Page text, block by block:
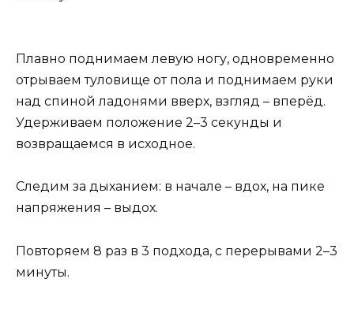
Плавно поднимаем левую ногу, одновременно
отрываем туловище от пола и поднимаем руки
над спиной ладонями вверх, взгляд – вперёд.
Удерживаем положение 2–3 секунды и
возвращаемся в исходное.
Следим за дыханием: в начале – вдох, на пике
напряжения – выдох.
Повторяем 8 раз в 3 подхода, с перерывами 2–3
минуты.